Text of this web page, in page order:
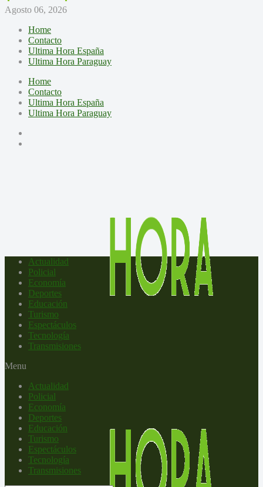
Agosto 06, 2026
Home
Contacto
Ultima Hora España
Ultima Hora Paraguay
Home
Contacto
Ultima Hora España
Ultima Hora Paraguay
Actualidad
Policial
Economía
Deportes
Educación
Turismo
Espectáculos
Tecnología
Transmisiones
Menu
Actualidad
Policial
Economía
Deportes
Educación
Turismo
Espectáculos
Tecnología
Transmisiones